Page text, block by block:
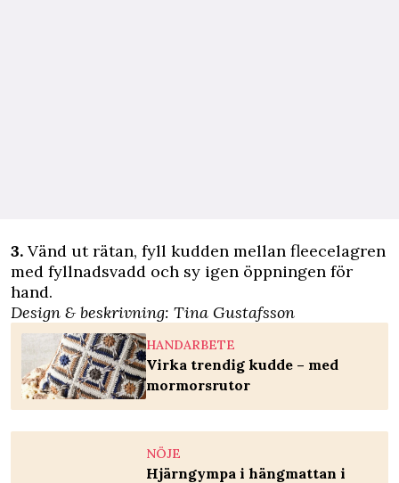
3. Vänd ut rätan, fyll kudden mellan fleecelagren
med fyllnadsvadd och sy igen öppningen för
hand.
Design & beskrivning: Tina Gustafsson
HANDARBETE
Virka trendig kudde – med
mormorsrutor
NÖJE
Hjärngympa i hängmattan i